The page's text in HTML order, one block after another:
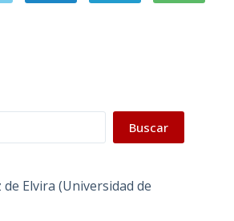
Buscar
Elvira (Universidad de